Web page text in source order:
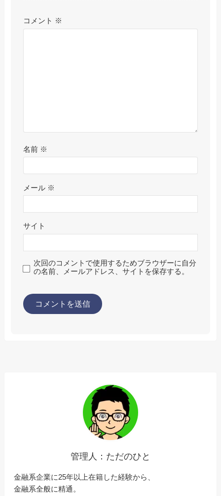
コメント ※
名前 ※
メール ※
サイト
次回のコメントで使用するためブラウザーに自分
の名前、メールアドレス、サイトを保存する。
管理人：ただのひと
金融系企業に25年以上在籍した経験から、
金融系全般に精通。